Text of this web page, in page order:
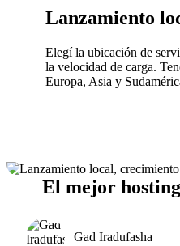
Lanzamiento
Elegí la ubicación de
la velocidad de carga.
Europa, Asia y
El mejor
Gad Iradufasha